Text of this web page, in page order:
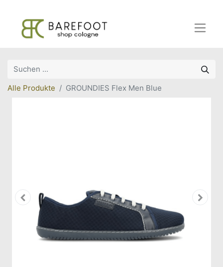
Alle Produkte GROUNDIES Flex Men Blue